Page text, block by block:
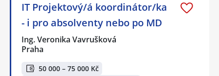
IT Projektový/á koordinátor/ka
- i pro absolventy nebo po MD
Ing. Veronika Vavrušková
Praha
50 000 – 75 000 Kč